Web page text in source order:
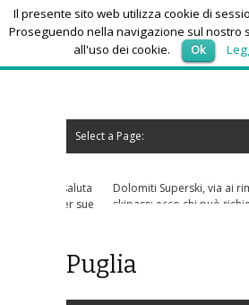
Select a Page:
Dolomiti Superski, via ai rimborsi
skipass: ecco chi può richiederli
Puglia
Il presente sito web utilizza cookie di
Proseguendo nella navigazione sul nostro
all'uso dei cookie.
Ok